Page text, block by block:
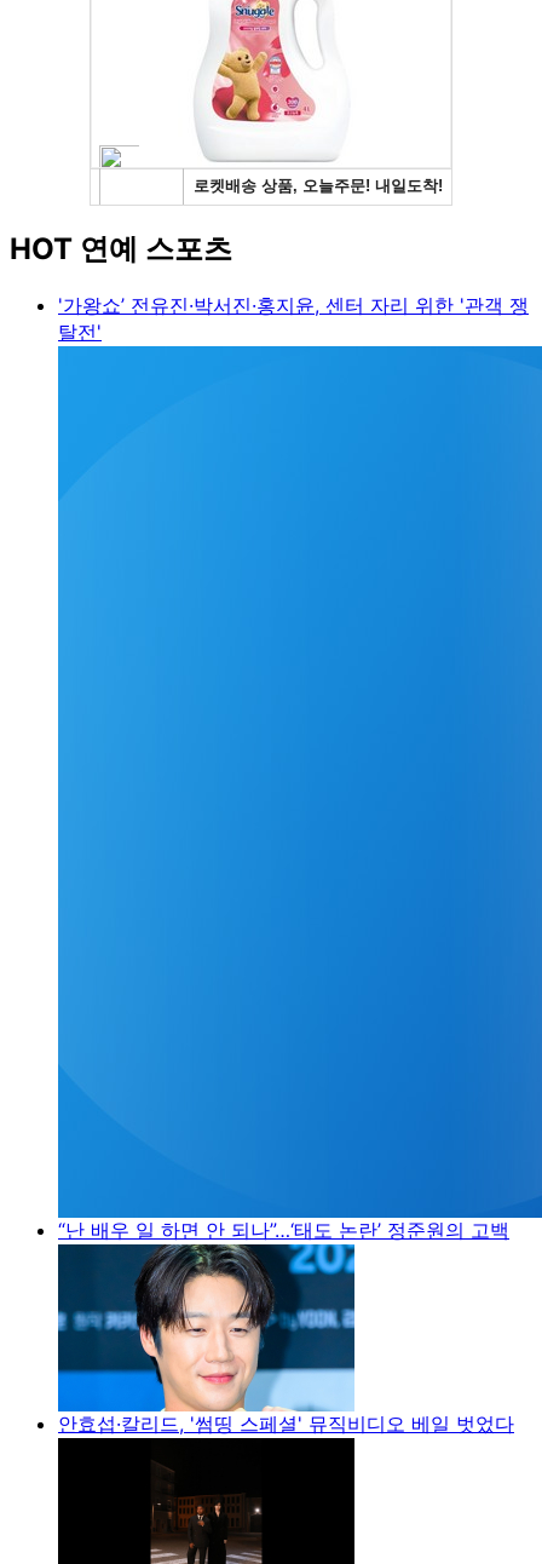
HOT 연예 스포츠
'가왕쇼’ 전유진·박서진·홍지윤, 센터 자리 위한 '관객 쟁
탈전'
“난 배우 일 하면 안 되나”…‘태도 논란’ 정준원의 고백
안효섭·칼리드, '썸띵 스페셜' 뮤직비디오 베일 벗었다